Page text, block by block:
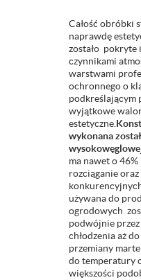
Całość obróbki
naprawdę
zostało pokryte
czynnikami
warstwami
ochronnego o
podkreślającym
wyjątkowe
estetyczne.
wykonana
ma nawet o
rozciąganie
używana do
ogrodowych
podwójnie
chłodzenia aż
przemiany
do temperatury
większości